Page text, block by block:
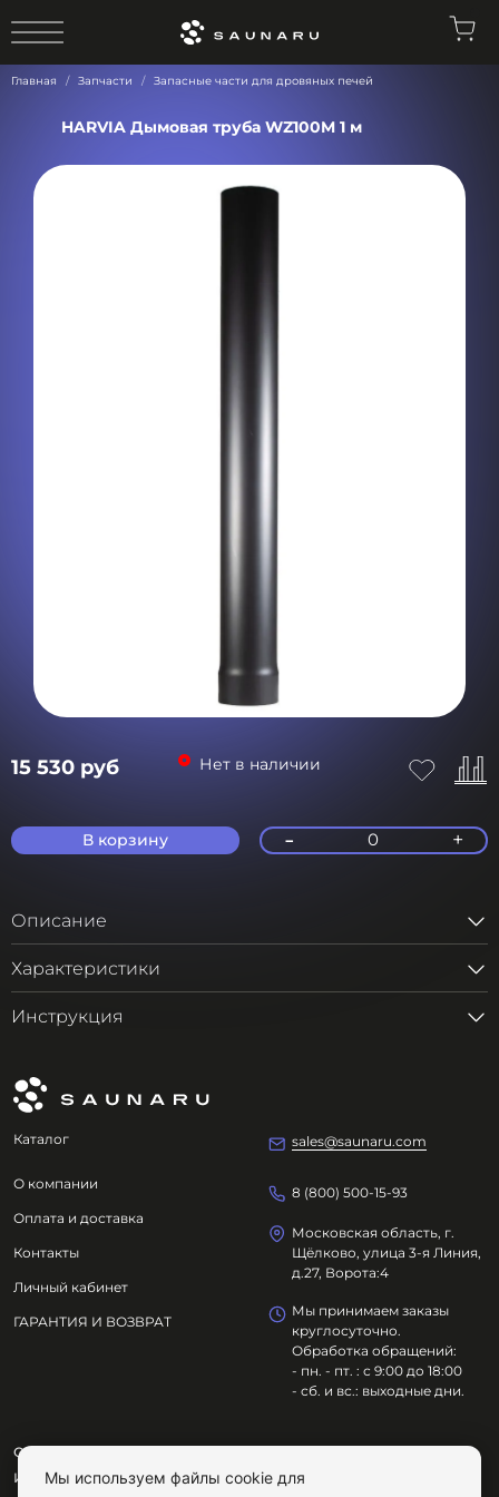
Главная Запчасти Запасные части для дровяных печей
HARVIA Дымовая труба WZ100M 1 м
15 530 руб Нет в наличии
В корзину - 0 +
Описание
Характеристики
Инструкция
Каталог
О компании
Оплата и доставка
Контакты
Личный кабинет
ГАРАНТИЯ И ВОЗВРАТ
sales@saunaru.com
8 (800) 500-15-93
Московская область, г.
Щёлково, улица 3-я Линия,
д.27, Ворота:4
Мы принимаем заказы
круглосуточно.
Обработка обращений:
- пн. - пт. : с 9:00 до 18:00
- сб. и вс.: выходные дни.
ООО "ОЗДОРОВИТЕЛЬНЫЕ ТЕХНОЛОГИИ"
ИНН7801695614
Мы используем файлы cookie для